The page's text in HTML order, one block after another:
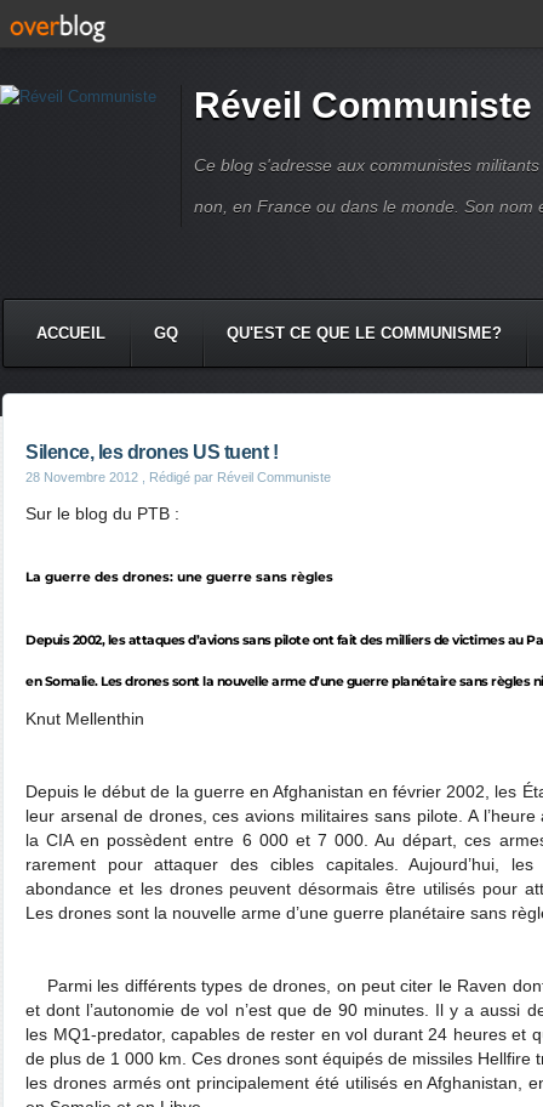
Réveil Communiste
Ce blog s'adresse aux communistes
non, en France ou dans le monde. Son nom
ACCUEIL GQ QU'EST CE QUE LE COMMUNISME?
Silence, les drones US tuent !
28 Novembre 2012 , Rédigé par Réveil Communiste
Sur le blog du PTB :
La guerre des drones: une guerre sans règles
Depuis 2002, les attaques d’avions sans pilote ont fait des milliers de victimes au
en Somalie. Les drones sont la nouvelle arme d’une guerre planétaire sans règles
Knut Mellenthin
Depuis le début de la guerre en Afghanistan en février 2002, les
leur arsenal de drones, ces avions militaires sans pilote. A
la CIA en possèdent entre 6 000 et 7 000. Au départ, ces
rarement pour attaquer des cibles capitales. Aujourd’hui,
abondance et les drones peuvent désormais être utilisés pour
Les drones sont la nouvelle arme d’une guerre planétaire sans
Parmi les différents types de drones, on peut citer le Raven
et dont l’autonomie de vol n’est que de 90 minutes. Il y a aussi
les MQ1-predator, capables de rester en vol durant 24 heures et
de plus de 1 000 km. Ces drones sont équipés de missiles Hellfire
les drones armés ont principalement été utilisés en Afghanistan,